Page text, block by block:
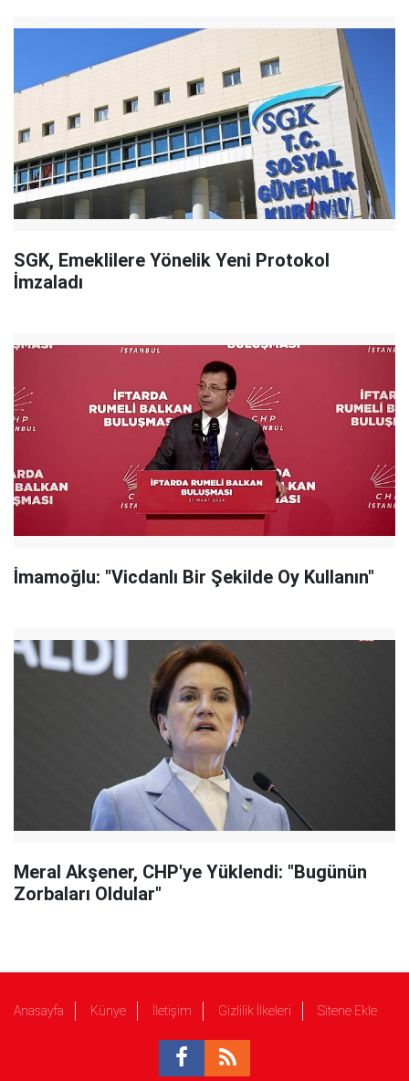
SGK, Emeklilere Yönelik Yeni Protokol
İmzaladı
İmamoğlu: "Vicdanlı Bir Şekilde Oy Kullanın"
Meral Akşener, CHP'ye Yüklendi: "Bugünün
Zorbaları Oldular"
Anasayfa Künye İletişim Gizlilik İlkeleri Sitene Ekle